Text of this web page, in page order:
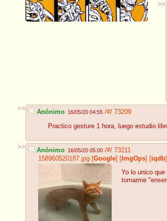
>>
>> Anónimo 16/05/20 04:55 /#/ 73209
Practico gesture 1 hora, luego estudio
>> Anónimo 16/05/20 05:00 /#/ 73211
158960520187.jpg [Google] [ ImgOps] [iqdb]
Yo lo unico
tomarme